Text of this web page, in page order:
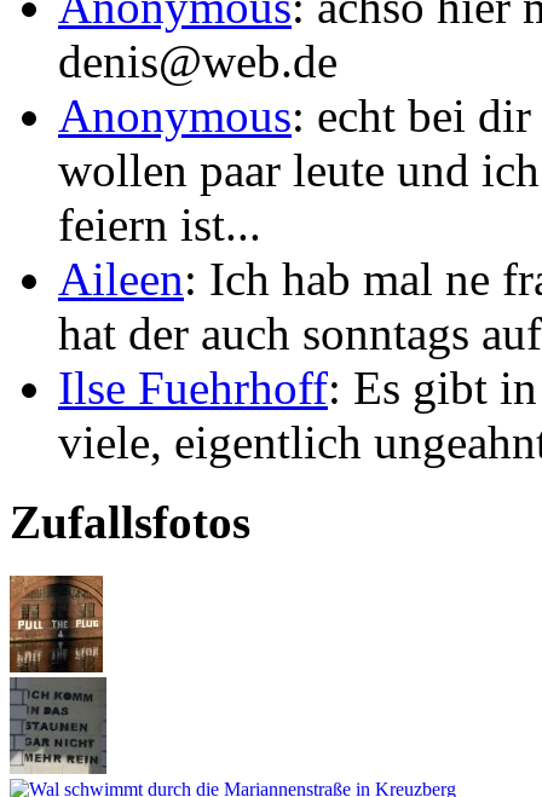
denis@web.de
Anonymous: echt bei dir
wollen paar leute und
feiern ist...
Aileen: Ich hab mal ne
hat der auch sonntags
Ilse Fuehrhoff: Es gibt
viele, eigentlich
Zufallsfotos